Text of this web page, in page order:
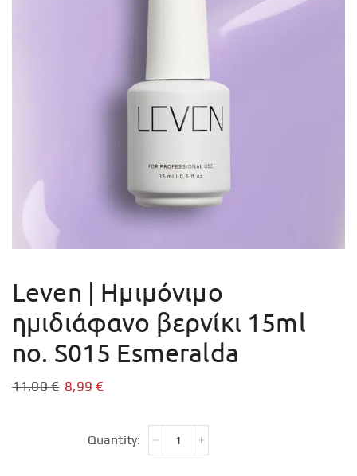
Leven | Ημιμόνιμο
ημιδιάφανο βερνίκι 15ml
no. S015 Esmeralda
11,00€ 8,99€